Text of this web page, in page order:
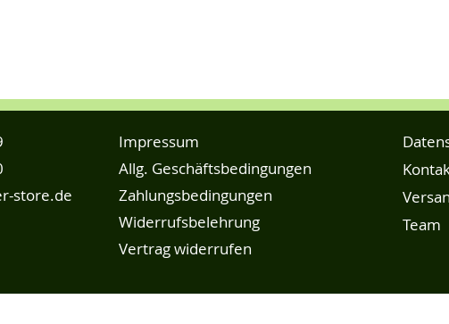
store.de
Impressum
Allg. Geschäftsbedingungen
Zahlungsbedingungen
Widerrufsbelehrung
Vertrag widerrufen
Team